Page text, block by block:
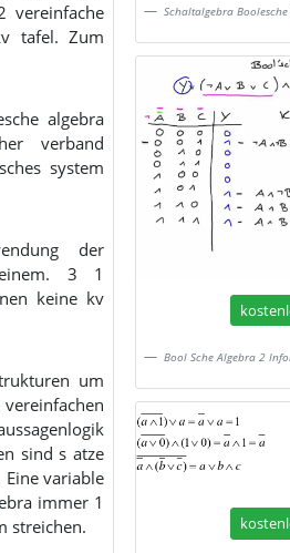
Zum
verband
system
der
keine kv
um
immer 1
streichen.
Schaltalgebra
Bool Sche Algebra 2